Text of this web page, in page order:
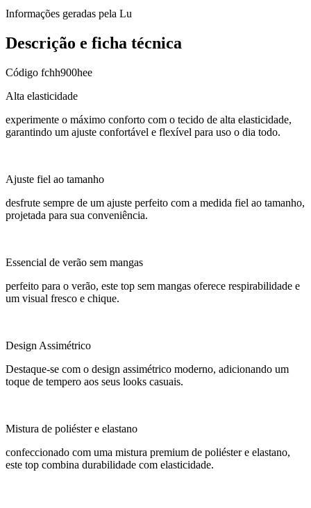
Informações geradas pela Lu
Descrição e ficha técnica
Código fchh900hee
Alta elasticidade
experimente o máximo conforto com o tecido de alta elasticidade,
garantindo um ajuste confortável e flexível para uso o dia todo.
Ajuste fiel ao tamanho
desfrute sempre de um ajuste perfeito com a medida fiel ao tamanho,
projetada para sua conveniência.
Essencial de verão sem mangas
perfeito para o verão, este top sem mangas oferece respirabilidade e
um visual fresco e chique.
Design Assimétrico
Destaque-se com o design assimétrico moderno, adicionando um
toque de tempero aos seus looks casuais.
Mistura de poliéster e elastano
confeccionado com uma mistura premium de poliéster e elastano,
este top combina durabilidade com elasticidade.